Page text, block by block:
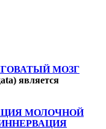
МОЗГ
является
МОЛОЧНОЙ